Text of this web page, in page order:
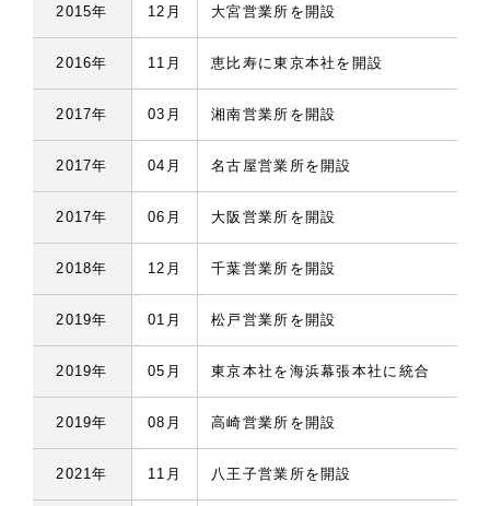
2015年 12月 大宮営業所を開設
2016年 11月 恵比寿に東京本社を開設
2017年 03月 湘南営業所を開設
2017年 04月 名古屋営業所を開設
2017年 06月 大阪営業所を開設
2018年 12月 千葉営業所を開設
2019年 01月 松戸営業所を開設
2019年 05月 東京本社を海浜幕張本社に統合
2019年 08月 高崎営業所を開設
2021年 11月 八王子営業所を開設